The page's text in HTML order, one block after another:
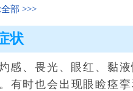
部
状
、畏光、眼红、黏液
有时也会出现眼睑痉